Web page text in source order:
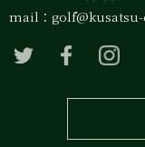
mail：